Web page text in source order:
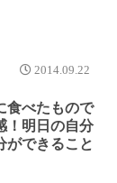
2014.09.22
食べたもので
！明日の自分
ができること